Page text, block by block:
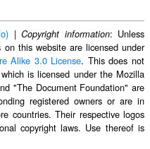
|Copyright information: Unless
this website are licensed under
Alike 3.0 License. This does not
is licensed under the Mozilla
"The Document Foundation" are
registered owners or are in
countries. Their respective logos
copyright laws. Use thereof is